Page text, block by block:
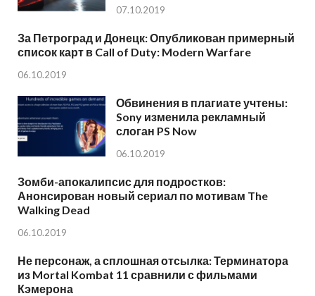
07.10.2019
За Петроград и Донецк: Опубликован примерный
список карт в Call of Duty: Modern Warfare
06.10.2019
Обвинения в плагиате учтены:
Sony изменила рекламный
слоган PS Now
06.10.2019
Зомби-апокалипсис для подростков:
Анонсирован новый сериал по мотивам The
Walking Dead
06.10.2019
Не персонаж, а сплошная отсылка: Терминатора
из Mortal Kombat 11 сравнили с фильмами
Кэмерона